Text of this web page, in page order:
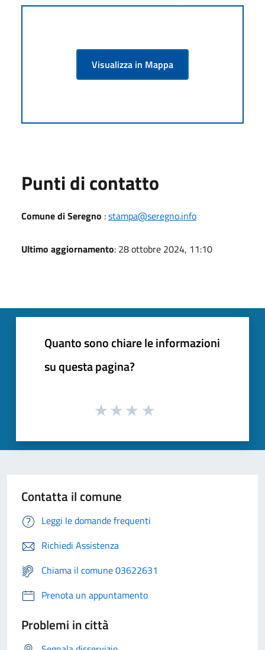
Visualizza in Mappa
Punti di contatto
Comune di Seregno :stampa@seregno.info
Ultimo aggiornamento: 28 ottobre 2024, 11:10
Quanto sono chiare le informazioni
su questa pagina?
Contatta il comune
Leggi le domande frequenti
Richiedi Assistenza
Chiama il comune 03622631
Prenota un appuntamento
Problemi in città